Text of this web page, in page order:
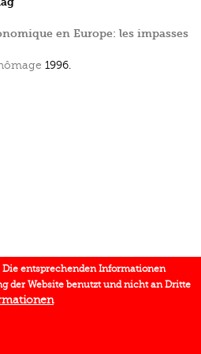
en Europe: les impasses
1996.
Die entsprechenden Informationen
der Website benutzt und nicht an Dritte